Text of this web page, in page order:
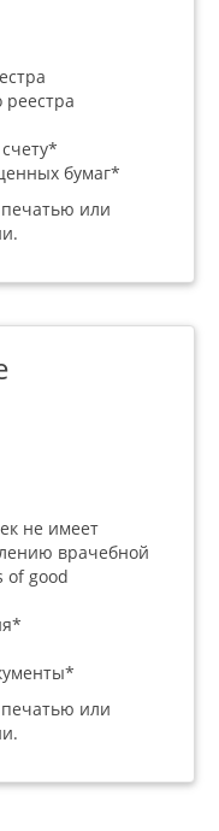
реестра
бумаг*
или
не имеет
врачебной
of good
или